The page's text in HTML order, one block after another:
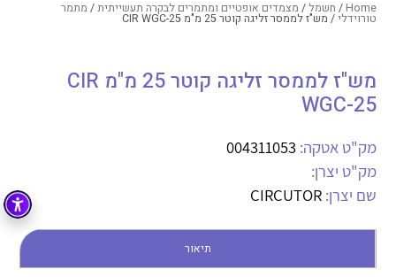
איכות | שרות | זמינות
אטקה בע”מ היא החברה הגדולה והמובילה בישראל בשיווק
מיתוג, בקרה , ואינסטלציה חשמלית ופעילה ב7 תחומים:
חשמל
קופסאות וארונות לחשמל, בקרה ואלקטרוניקה
לכל מוצרי היצרן לכל מוצרי היצרן
Home
/ חשמל / מצמדים אופטיים ומתמרים לבקרה תעשייתית/ מתמר
טורוידלי/ מש"ז לממסר זליגה קוטר 25 מ"מ CIR WGC-25
מש"ז לממסר זליגה קוטר 25 מ"מ CIR
WGC-25
מק"ט אטקה: 004311053
מק"ט יצרן:
שם יצרן: CIRCUTOR
תיאור